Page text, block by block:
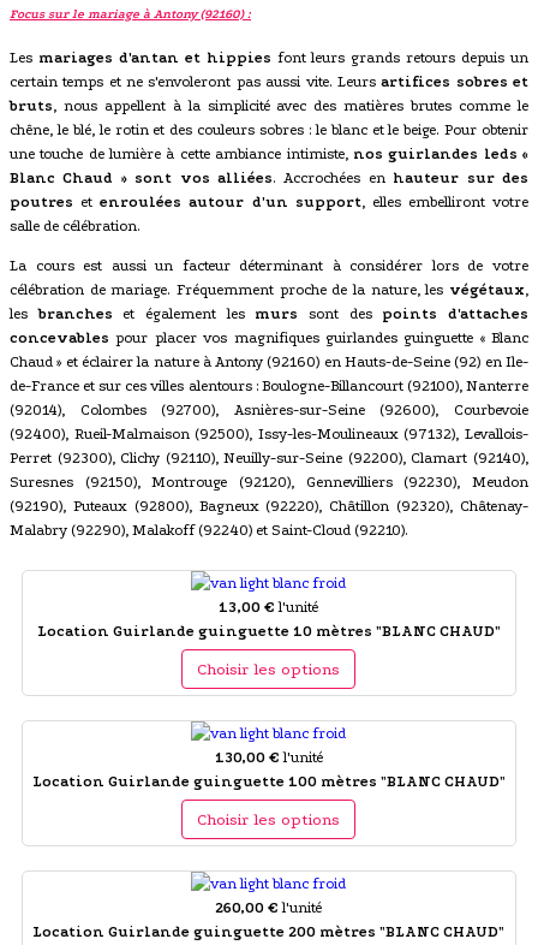
Focus sur le mariage à Antony (92160) :
Les mariages d'antan et hippies font leurs grands retours depuis un
certain temps et ne s'envoleront pas aussi vite. Leursartifices sobres et
bruts , nous appellent à la simplicité avec des matières brutes comme le
chêne, le blé, le rotin et des couleurs sobres : le blanc et le beige. Pour obtenir
une touche de lumière à cette ambiance intimiste, nos guirlandes leds «
Blanc Chaud » sont vos alliées. Accrochées en hauteur sur des
poutres etenroulées autour d'un support, elles embelliront votre
salle de célébration.
La cours est aussi un facteur déterminant à considérer lors de votre
célébration de mariage. Fréquemment proche de la nature, les végétaux
lesbranches et également les murs sont des points d'attaches
concevables pour placer vos magnifiques guirlandes guinguette « Blanc
Chaud » et éclairer la nature à Antony (92160) en Hauts-de-Seine (92) en Ile-
de-France et sur ces villes alentours : Boulogne-Billancourt (92100), Nanterre
(92014), Colombes (92700), Asnières-sur-Seine (92600), Courbevoie
(92400), Rueil-Malmaison (92500), Issy-les-Moulineaux (97132), Levallois-
Perret (92300), Clichy (92110), Neuilly-sur-Seine (92200), Clamart (92140),
Suresnes (92150), Montrouge (92120), Gennevilliers (92230), Meudon
(92190), Puteaux (92800), Bagneux (92220), Châtillon (92320), Châtenay-
Malabry (92290), Malakoff (92240) et Saint-Cloud (92210).
13,00 € l'unité
Location Guirlande guinguette 10 mètres "BLANC CHAUD"
Choisir les options
130,00 € l'unité
Location Guirlande guinguette 100 mètres "BLANC CHAUD"
Choisir les options
260,00 € l'unité
Location Guirlande guinguette 200 mètres "BLANC CHAUD"